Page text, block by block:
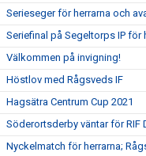
Serieseger för herrarna och
Seriefinal på Segeltorps IP för
Välkommen på invigning!
Höstlov med Rågsveds IF
Hagsätra Centrum Cup 2021
Söderortsderby väntar för RIF
Nyckelmatch för herrarna;